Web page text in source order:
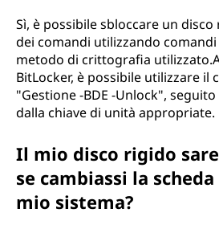
Sì, è possibile sbloccare un
dei comandi utilizzando
metodo di crittografia
BitLocker, è possibile utilizzare il
"Gestione -BDE -Unlock",
dalla chiave di unità appropriate.
Il mio disco rigido
se cambiassi la
mio sistema?